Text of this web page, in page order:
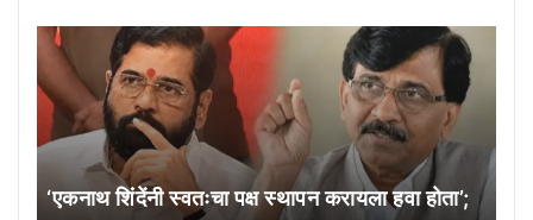
‘एकनाथ शिंदेंनी स्वतःचा पक्ष स्थापन करायला हवा होता’;